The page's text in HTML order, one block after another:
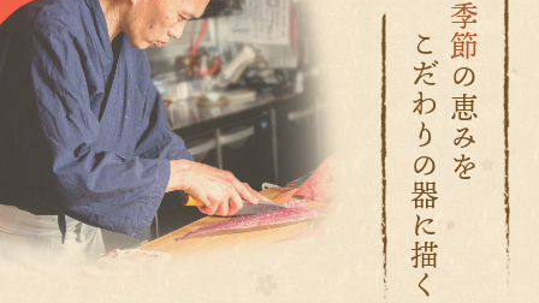
季節
の恵みを
こだわりの器に描く